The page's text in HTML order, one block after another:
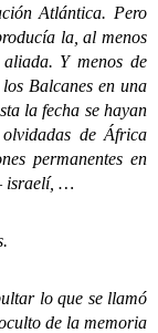
Atlántica. Pero
la, al menos
Y menos de
Balcanes en una
la fecha se hayan
de África
permanentes en
israelí, …
lo que se llamó
de la memoria